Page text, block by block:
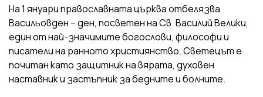
На 1 януари православната църква отбелязва
Васильовден – ден, посветен на Св. Василий Велики,
един от най-значимите богослови, философи и
писатели на ранното християнство. Светецът е
почитан като защитник на вярата, духовен
наставник и застъпник за бедните и болните.